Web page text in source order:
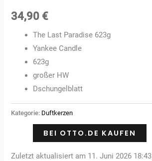
34,90 €
The Last Paradise 623g
Yankee Candle
623g
großer HW
Dschungelblatt
Kategorie: Duftkerzen
BEI OTTO.DE KAUFEN
Zuletzt aktualisiert am 11. Juni 2026 18:43